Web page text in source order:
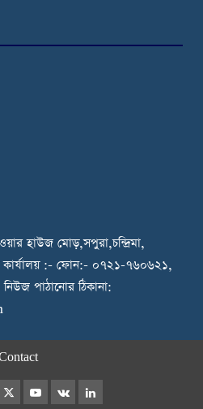
হাউজ মোড়,সপুরা,চন্দ্রিমা,
কার্যালয় :- ফোন:- ০৭২১-৭৬০৬২১,
পাঠানোর ঠিকানা:
Instagram
Youtube
VK LinkedIn